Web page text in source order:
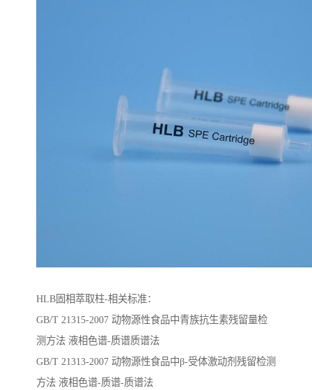
HLB固相萃取柱-相关标准：
GB/T 21315-2007 动物源性食品中青族抗生素残留量检
测方法 液相色谱-质谱质谱法
GB/T 21313-2007 动物源性食品中β-受体激动剂残留检测
方法 液相色谱-质谱-质谱法